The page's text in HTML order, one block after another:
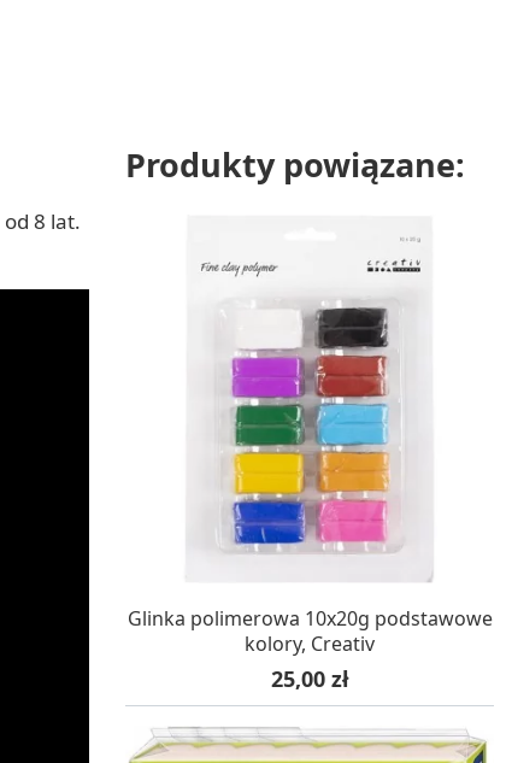
8 lat.
Produkty powiązane:
W MAGAZYNIE, DOSTAWA 24H
Glinka polimerowa 10x20g podstawowe
kolory, Creativ
Cena
25,00 zł